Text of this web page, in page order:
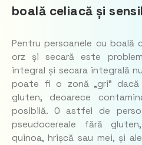
boală celiacă și
Pentru persoanele cu boală
orz și secară este
integral și secara integrală
poate fi o zonă „gri”
gluten, deoarece
posibilă. O astfel de
pseudocereale fără
quinoa, hrișcă sau mei, și